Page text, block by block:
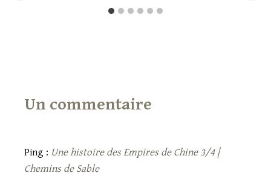
Un commentaire
Ping : Une histoire des Empires de Chine 3/4 |
Chemins de Sable